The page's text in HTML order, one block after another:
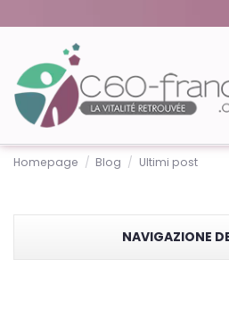
Homepage Blog Ultimi post
NAVIGAZIONE